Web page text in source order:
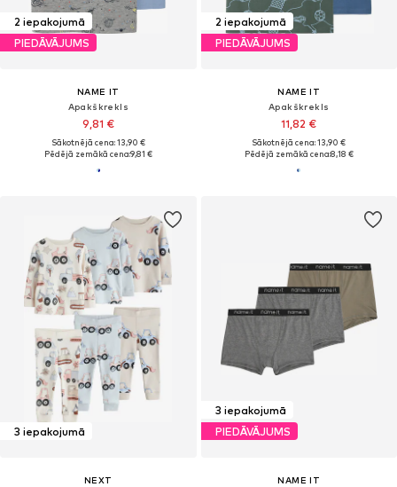
2 iepakojumā
PIEDĀVĀJUMS
NAME IT
Apakškrekls
9,81 €
Sākotnējā cena: 13,90 €
Pēdējā zemākā cena:9,81 €
2 iepakojumā
PIEDĀVĀJUMS
NAME IT
Apakškrekls
11,82 €
Sākotnējā cena: 13,90 €
Pēdējā zemākā cena:8,18 €
3 iepakojumā
NEXT
3 iepakojumā
PIEDĀVĀJUMS
NAME IT